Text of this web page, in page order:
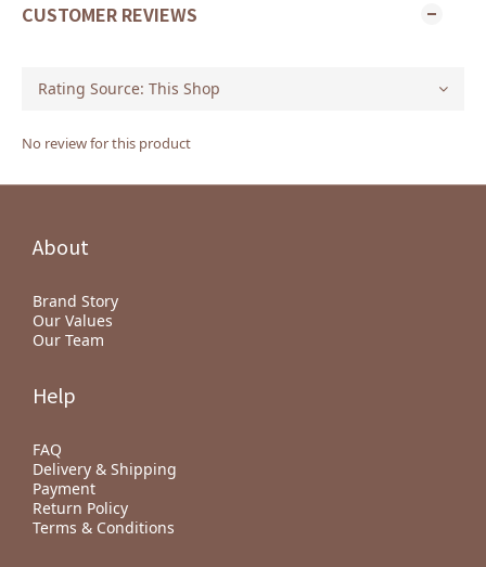
CUSTOMER REVIEWS
No review for this product
About
Brand Story
Our Values
Our Team
Help
FAQ
Delivery & Shipping
Payment
Return Policy
Terms & Conditions